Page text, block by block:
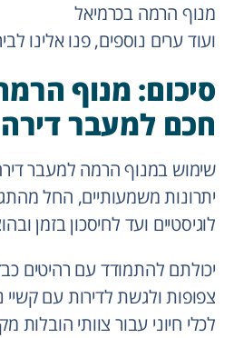
מנוף הרמה בכרמיאל
ועוד ערים נוספים, פנו אלינו
סיכום: מנוף
חכם למעבר
שימוש במנוף הרמה למעבר
יתרונות משמעותיים, החל
לוגיסטיים ועד לחיסכון בזמן
יכולתם להתמודד עם רהיטים
צפופות ולגשת לדירות עם
לכלי חיוני עבור צוותי הובלות